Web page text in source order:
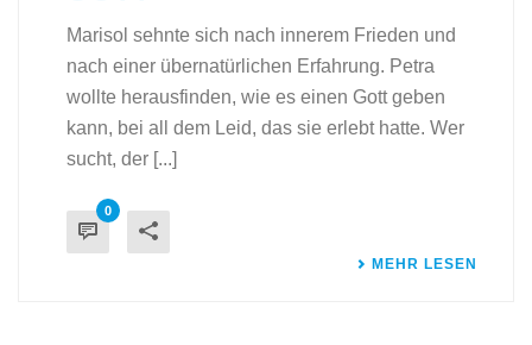
Marisol sehnte sich nach innerem Frieden und
nach einer übernatürlichen Erfahrung. Petra
wollte herausfinden, wie es einen Gott geben
kann, bei all dem Leid, das sie erlebt hatte. Wer
sucht, der [...]
0
MEHR LESEN